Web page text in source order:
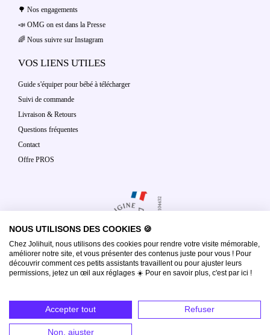
🌳 Nos engagements
📣 OMG on est dans la Presse
🌈 Nous suivre sur Instagram
VOS LIENS UTILES
Guide s'équiper pour bébé à télécharger
Suivi de commande
Livraison & Retours
Questions fréquentes
Contact
Offre PROS
Copyright 2026 | Jolihuit® Marque déposée | Mentions légales|
NOUS UTILISONS DES COOKIES 🍪
Chez Jolihuit, nous utilisons des cookies pour rendre votre visite mémorable,
améliorer notre site, et vous présenter des contenus juste pour vous ! Pour
découvrir comment ces petits assistants travaillent ou pour ajuster leurs
permissions, jetez un œil aux réglages ☀️ Pour en savoir plus, c'est par ici !
Accepter tout Refuser
Non, ajuster